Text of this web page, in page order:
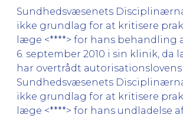
Sundhedsvæsenets
ikke grundlag for at kritisere
læge <****> for hans behandling
6. september 2010 i sin klinik, da
har overtrådt autorisationslovens
Sundhedsvæsenets
ikke grundlag for at kritisere
læge <****> for hans undladelse